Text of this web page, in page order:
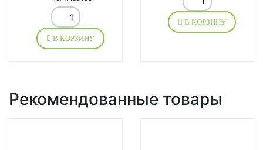
В КОРЗИНУ
В КОРЗИНУ
Рекомендованные товары